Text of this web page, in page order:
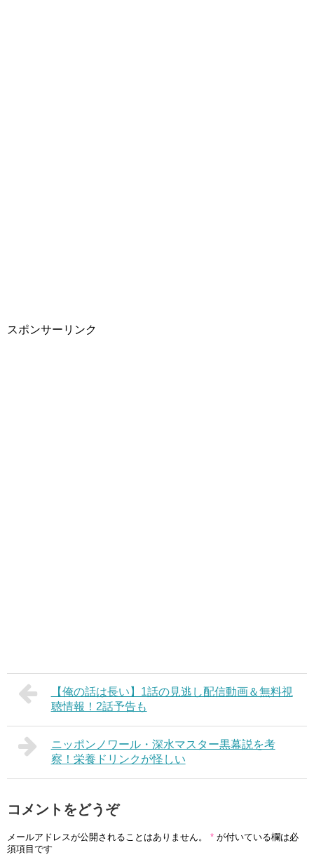
スポンサーリンク
【俺の話は長い】1話の見逃し配信動画＆無料視
聴情報！2話予告も
ニッポンノワール・深水マスター黒幕説を考
察！栄養ドリンクが怪しい
コメントをどうぞ
メールアドレスが公開されることはありません。 * が付いている欄は必
須項目です